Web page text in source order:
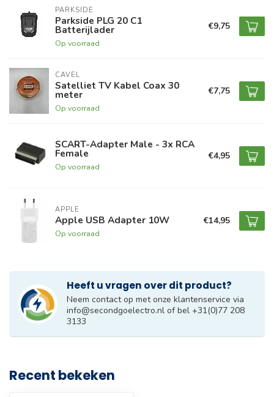
PARKSIDE
Parkside PLG 20 C1
Batterijlader
Op voorraad
€9,75
CAVEL
Satelliet TV Kabel Coax 30
meter
Op voorraad
€7,75
SCART-Adapter Male - 3x RCA
Female
Op voorraad
€4,95
APPLE
Apple USB Adapter 10W
Op voorraad
€14,95
Heeft u vragen over dit product?
Neem contact op met onze klantenservice via
info@secondgoelectro.nl of bel +31(0)77 208
3133
Recent bekeken